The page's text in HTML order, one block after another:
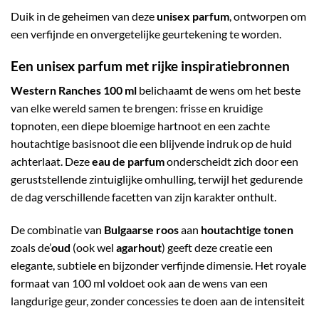
Duik in de geheimen van dezeunisex parfum, ontworpen om
een verfijnde en onvergetelijke geurtekening te worden.
Een unisex parfum met rijke inspiratiebronnen
Western Ranches 100 ml belichaamt de wens om het beste
van elke wereld samen te brengen: frisse en kruidige
topnoten, een diepe bloemige hartnoot en een zachte
houtachtige basisnoot die een blijvende indruk op de huid
achterlaat. Dezeeau de parfumonderscheidt zich door een
geruststellende zintuiglijke omhulling, terwijl het gedurende
de dag verschillende facetten van zijn karakter onthult.
De combinatie van Bulgaarse roosaan houtachtige tonen
zoals de’oud (ook wel agarhout) geeft deze creatie een
elegante, subtiele en bijzonder verfijnde dimensie. Het royale
formaat van 100 ml voldoet ook aan de wens van een
langdurige geur, zonder concessies te doen aan de intensiteit